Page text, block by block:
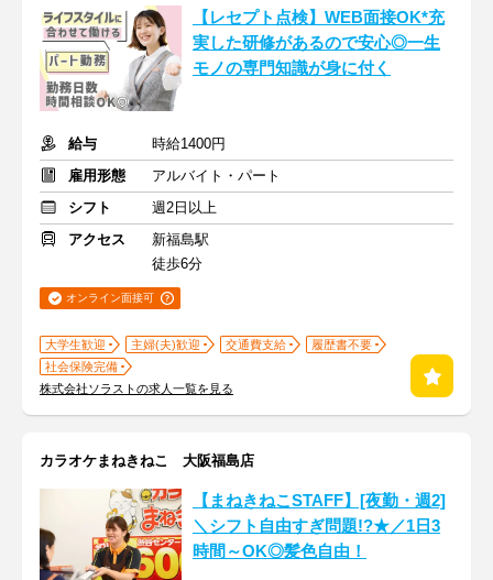
【レセプト点検】WEB面接OK*充
実した研修があるので安心◎一生
モノの専門知識が身に付く
給与
時給1400円
雇用形態
アルバイト・パート
シフト
週2日以上
アクセス
新福島駅
徒歩6分
オンライン面接可
大学生歓迎 主婦(夫)歓迎 交通費支給
履歴書不要
社会保険完備
株式会社ソラストの求人一覧を見る
カラオケまねきねこ 大阪福島店
【まねきねこSTAFF】[夜勤・週2]
＼シフト自由すぎ問題!?★／1日3
時間～OK◎髪色自由！